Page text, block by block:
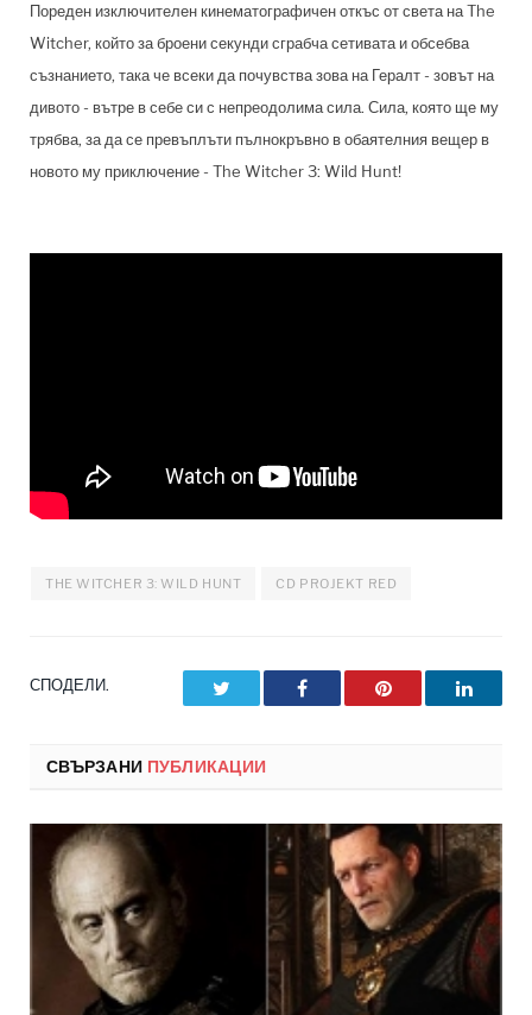
Пореден изключителен кинематографичен откъс от света на The
Witcher, който за броени секунди сграбча сетивата и обсебва
съзнанието, така че всеки да почувства зова на Гералт - зовът на
дивото - вътре в себе си с непреодолима сила. Сила, която ще му
трябва, за да се превъплъти пълнокръвно в обаятелния вещер в
новото му приключение - The Witcher 3: Wild Hunt!
THE WITCHER 3: WILD HUNT CD PROJEKT RED
СПОДЕЛИ. Facebook Pinterest
СВЪРЗАНИ ПУБЛИКАЦИИ